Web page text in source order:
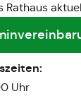
Rathaus
Uhr